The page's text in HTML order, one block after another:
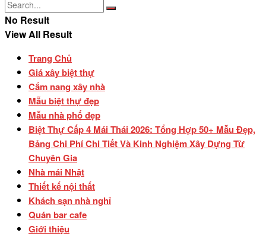
No Result
View All Result
Trang Chủ
Giá xây biệt thự
Cẩm nang xây nhà
Mẫu biệt thự đẹp
Mẫu nhà phố đẹp
Biệt Thự Cấp 4 Mái Thái 2026: Tổng Hợp 50+ Mẫu Đẹp,
Bảng Chi Phí Chi Tiết Và Kinh Nghiệm Xây Dựng Từ
Chuyên Gia
Nhà mái Nhật
Thiết kế nội thất
Khách sạn nhà nghỉ
Quán bar cafe
Giới thiệu